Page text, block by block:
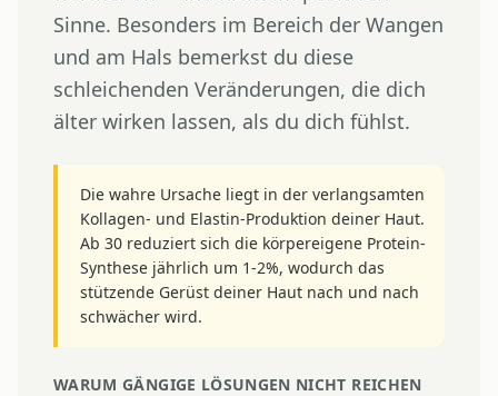
Sinne. Besonders im Bereich der Wangen
und am Hals bemerkst du diese
schleichenden Veränderungen, die dich
älter wirken lassen, als du dich fühlst.
Die wahre Ursache liegt in der verlangsamten
Kollagen- und Elastin-Produktion deiner Haut.
Ab 30 reduziert sich die körpereigene Protein-
Synthese jährlich um 1-2%, wodurch das
stützende Gerüst deiner Haut nach und nach
schwächer wird.
WARUM GÄNGIGE LÖSUNGEN NICHT REICHEN